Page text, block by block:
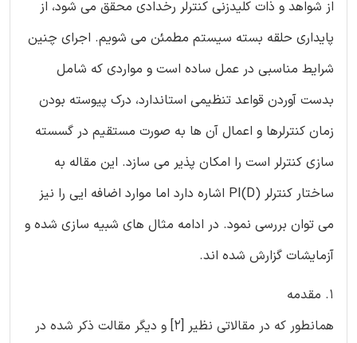
از شواهد و ذات کلیدزنی کنترلر رخدادی محقق می شود، از
پایداری حلقه بسته سیستم مطمئن می شویم. اجرای چنین
شرایط مناسبی در عمل ساده است و مواردی که شامل
بدست آوردن قواعد تنظیمی استاندارد، درک پیوسته بودن
زمان کنترلرها و اعمال آن ها به صورت مستقیم در گسسته
سازی کنترلر است را امکان پذیر می سازد. این مقاله به
ساختار کنترلر PI(D) اشاره دارد اما موارد اضافه ایی را نیز
می توان بررسی نمود. در ادامه مثال های شبیه سازی شده و
آزمایشات گزارش شده اند.
1. مقدمه
همانطور که در مقالاتی نظیر [2] و دیگر مقالت ذکر شده در